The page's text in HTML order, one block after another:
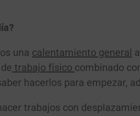
una calentamiento general
trabajo físico combinado
hacerlos para empezar,
trabajos con